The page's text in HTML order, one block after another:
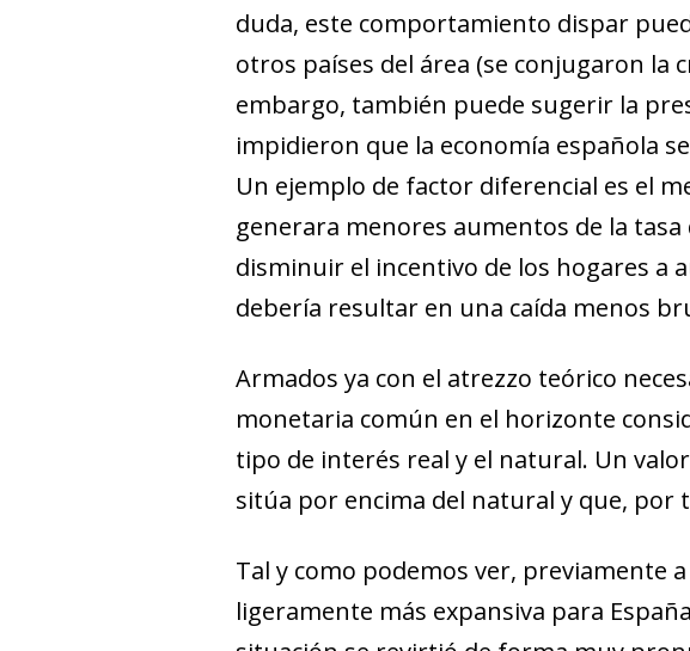
duda, este comportamiento dispar
otros países del área (se conjugaron la
embargo, también puede sugerir la
impidieron que la economía española
Un ejemplo de factor diferencial es el
generara menores aumentos de la
disminuir el incentivo de los hogares a
debería resultar en una caída menos
Armados ya con el atrezzo teórico
monetaria común en el horizonte
tipo de interés real y el natural. Un
sitúa por encima del natural y que, por
Tal y como podemos ver, previamente
ligeramente más expansiva para